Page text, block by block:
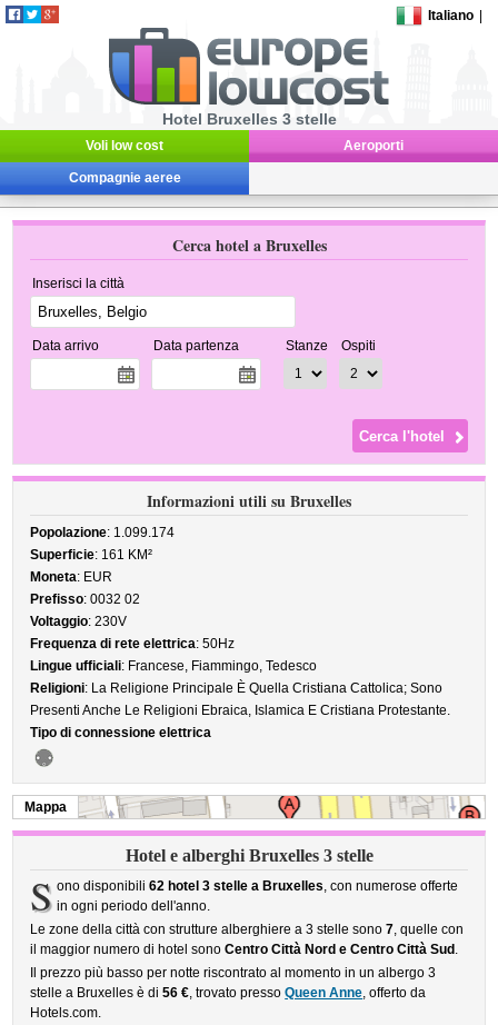
Italiano
Hotel Bruxelles 3 stelle
Voli low cost Aeroporti
Compagnie aeree
Cerca hotel a Bruxelles
Inserisci la città
Data arrivo Data partenza Stanze Ospiti
Informazioni utili su Bruxelles
Popolazione: 1.099.174
Superficie: 161 KM²
Moneta: EUR
Prefisso: 0032 02
Voltaggio: 230V
Frequenza di rete elettrica: 50Hz
Lingue ufficiali: Francese, Fiammingo, Tedesco
Religioni: La Religione Principale È Quella Cristiana Cattolica; Sono
Presenti Anche Le Religioni Ebraica, Islamica E Cristiana Protestante.
Tipo di connessione elettrica
Mappa
Hotel e alberghi Bruxelles 3 stelle
S ono disponibili 62 hotel 3 stelle a Bruxelles, con numerose offerte
in ogni periodo dell'anno.
Le zone della città con strutture alberghiere a 3 stelle sono7, quelle con
il maggior numero di hotel sonoCentro Città Nord e Centro Città Sud .
Il prezzo più basso per notte riscontrato al momento in un albergo 3
stelle a Bruxelles è di56 €, trovato pressoQueen Anne, offerto da
Hotels.com.